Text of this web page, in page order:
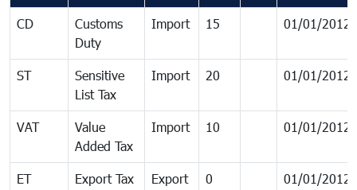
CD
Customs
Duty
Import 15 01/01/2012
ST
Sensitive
List Tax
Import 20 01/01/2012
VAT
Value
Added Tax
Import 10 01/01/2012
ET Export Tax Export 0 01/01/2012